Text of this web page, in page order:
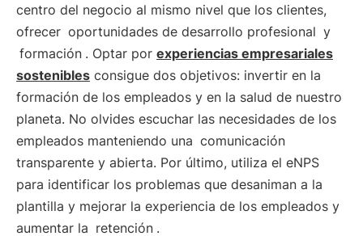
centro del negocio al mismo nivel que los clientes,
ofrecer oportunidades de desarrollo profesional y
formación . Optar por experiencias empresariales
sostenibles consigue dos objetivos: invertir en la
formación de los empleados y en la salud de nuestro
planeta. No olvides escuchar las necesidades de los
empleados manteniendo una comunicación
transparente y abierta. Por último, utiliza el eNPS
para identificar los problemas que desaniman a la
plantilla y mejorar la experiencia de los empleados y
aumentar la retención .